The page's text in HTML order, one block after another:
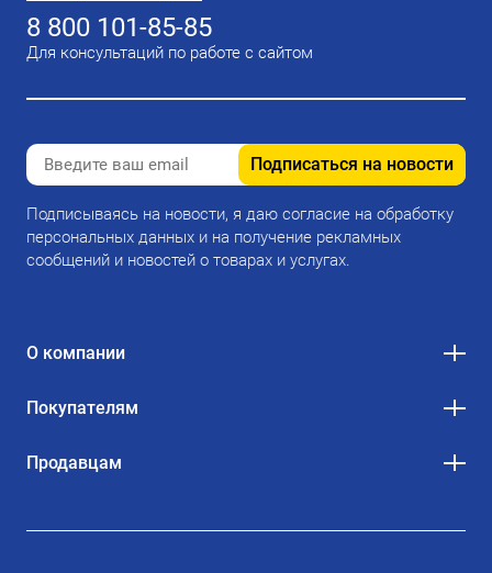
8 800 101-85-85
Для консультаций по работе с сайтом
Подписаться на новости
Подписываясь на новости, я даю согласие на обработку
персональных данных и на получение рекламных
сообщений и новостей о товарах и услугах.
О компании
Покупателям
Продавцам